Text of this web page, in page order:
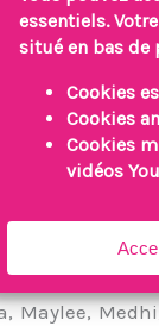
dans les
Maylee,